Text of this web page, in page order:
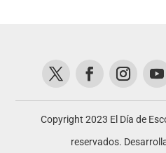
Copyright 2023 El Día de
reservados.